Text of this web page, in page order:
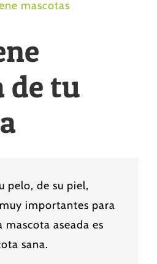
de tu
pelo, de su piel,
importantes para
mascota aseada es
sana.